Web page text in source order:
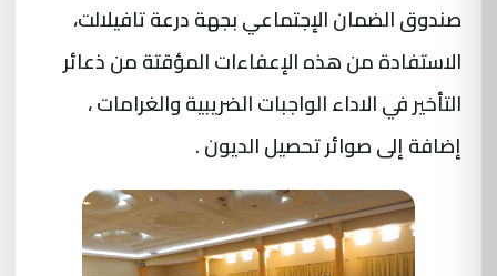
صندوق الضمان الإجتماعي بجهة درعة تافيلالت،
الاستفادة من هذه الإعفاءات المؤقتة من ذعائر
التأخير في الاداء الواجبات الضريبية والغرامات ،
إضافة إلى صوائر تحصيل الديون .